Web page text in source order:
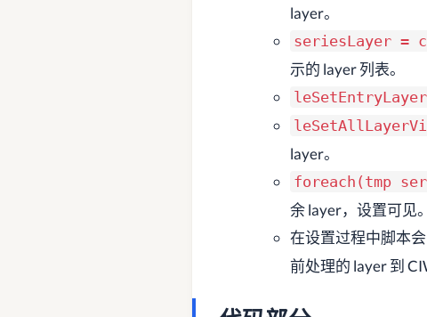
layer。
seriesLayer =
示的 layer 列表。
layer。
foreach(tmp
余 layer，设置可见。
在设置过程中脚本会
前处理的 layer 到